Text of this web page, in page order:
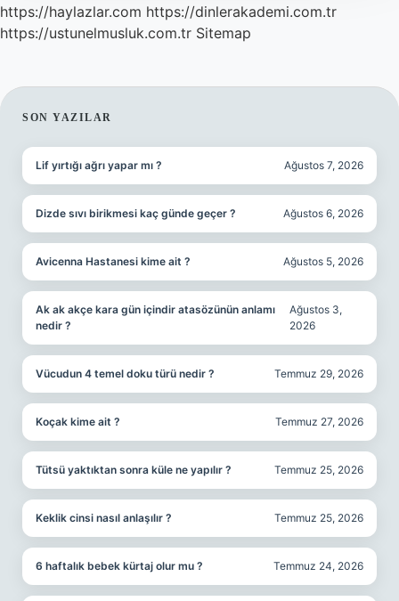
https://haylazlar.com https://dinlerakademi.com.tr
https://ustunelmusluk.com.tr Sitemap
SIDEBAR
SON YAZILAR
Lif yırtığı ağrı yapar mı ? Ağustos 7, 2026
Dizde sıvı birikmesi kaç günde geçer ? Ağustos 6, 2026
Avicenna Hastanesi kime ait ? Ağustos 5, 2026
Ak ak akçe kara gün içindir atasözünün anlamı
nedir ?
Ağustos 3,
2026
Vücudun 4 temel doku türü nedir ? Temmuz 29, 2026
Koçak kime ait ? Temmuz 27, 2026
Tütsü yaktıktan sonra küle ne yapılır ? Temmuz 25, 2026
Keklik cinsi nasıl anlaşılır ? Temmuz 25, 2026
6 haftalık bebek kürtaj olur mu ? Temmuz 24, 2026